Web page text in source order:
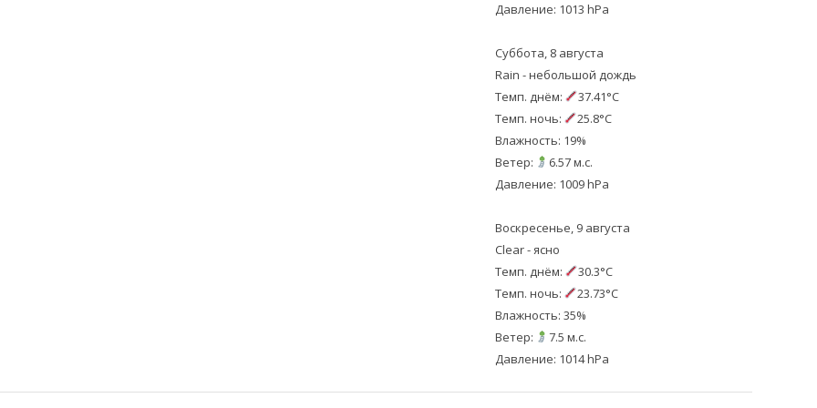
Давление: 1013 hPa
Суббота, 8 августа
Rain - небольшой дождь
Темп. днём:
37.41°C
Темп. ночь:
25.8°C
Влажность: 19%
Ветер:
6.57 м.с.
Давление: 1009 hPa
Воскресенье, 9 августа
Clear - ясно
Темп. днём:
30.3°C
Темп. ночь:
23.73°C
Влажность: 35%
Ветер:
7.5 м.с.
Давление: 1014 hPa